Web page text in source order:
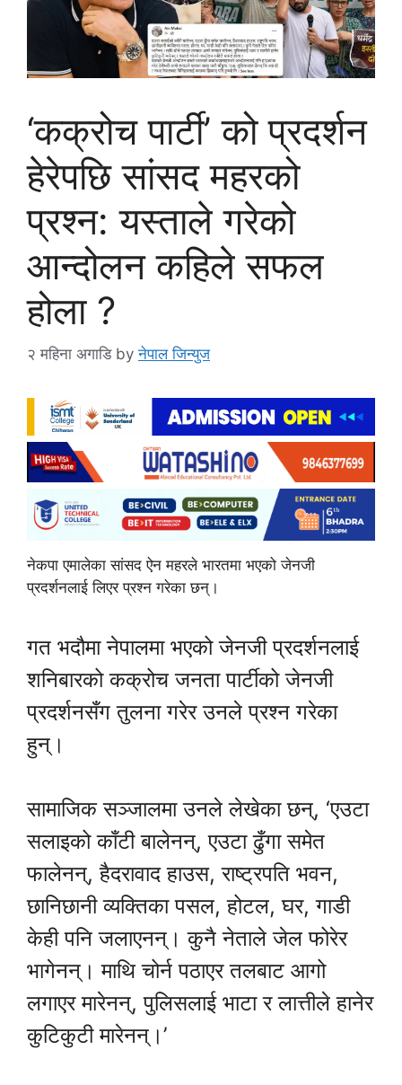
‘कक्रोच पार्टी’ को प्रदर्शन
हेरेपछि सांसद महरको
प्रश्न: यस्ताले गरेको
आन्दोलन कहिले सफल
होला ?
२ महिना अगाडि byनेपाल जिन्युज
नेकपा एमालेका सांसद ऐन महरले भारतमा भएको जेनजी
प्रदर्शनलाई लिएर प्रश्न गरेका छन्।
गत भदौमा नेपालमा भएको जेनजी प्रदर्शनलाई
शनिबारको कक्रोच जनता पार्टीको जेनजी
प्रदर्शनसँग तुलना गरेर उनले प्रश्न गरेका
हुन्।
सामाजिक सञ्जालमा उनले लेखेका छन्, ‘एउटा
सलाइको काँटी बालेनन्, एउटा ढुँगा समेत
फालेनन्, हैदरावाद हाउस, राष्ट्रपति भवन,
छानिछानी व्यक्तिका पसल, होटल, घर, गाडी
केही पनि जलाएनन्। कुनै नेताले जेल फोरेर
भागेनन्। माथि चोर्न पठाएर तलबाट आगो
लगाएर मारेनन्, पुलिसलाई भाटा र लात्तीले हानेर
कुटिकुटी मारेनन्।’